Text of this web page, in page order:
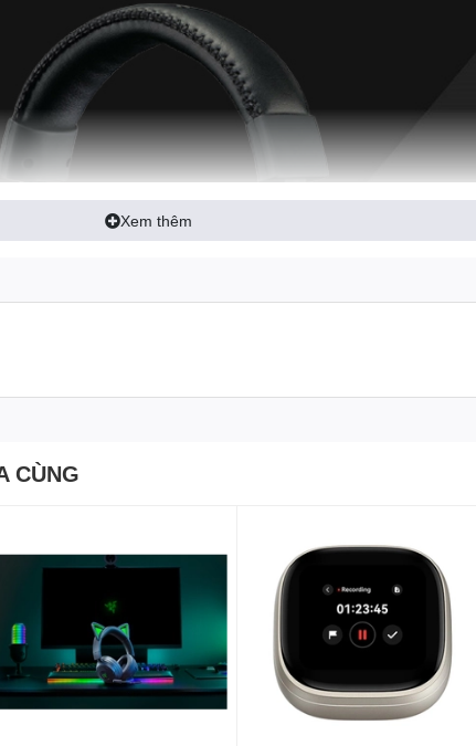
động, chất liệu cao cấp
2 nổi bật với thiết kế đẹp mắt, năng động, tạo cho người dùng
lượng siêu nhẹ 259g, kích thước nhỏ tạo sự thoải mái tối đa cho
Xem thêm
CÙNG